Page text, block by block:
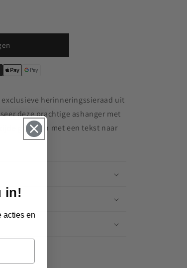
herinneringssieraad uit
deze prachtige ashanger met
graveren met een tekst naar
in!
acties en